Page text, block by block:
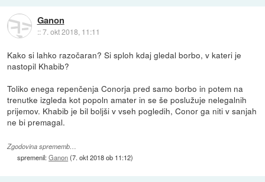
Ganon
::7. okt 2018, 11:11
Kako si lahko razočaran? Si sploh kdaj gledal borbo, v kateri je
nastopil Khabib?
Toliko enega repenčenja Conorja pred samo borbo in potem na
trenutke izgleda kot popoln amater in se še poslužuje nelegalnih
prijemov. Khabib je bil boljši v vseh pogledih, Conor ga niti v sanjah
ne bi premagal.
Zgodovina sprememb…
spremenil:Ganon(7. okt 2018 ob 11:12)